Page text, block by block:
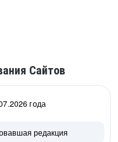
Сайтов
года
редакция